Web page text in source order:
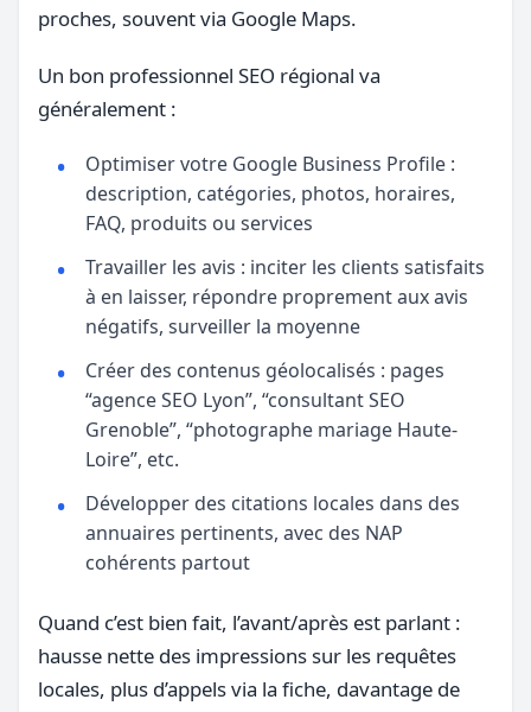
proches, souvent via Google Maps.
Un bon professionnel SEO régional va
généralement :
Optimiser votre Google Business Profile :
description, catégories, photos, horaires,
FAQ, produits ou services
Travailler les avis : inciter les clients satisfaits
à en laisser, répondre proprement aux avis
négatifs, surveiller la moyenne
Créer des contenus géolocalisés : pages
“agence SEO Lyon”, “consultant SEO
Grenoble”, “photographe mariage Haute-
Loire”, etc.
Développer des citations locales dans des
annuaires pertinents, avec des NAP
cohérents partout
Quand c’est bien fait, l’avant/après est parlant :
hausse nette des impressions sur les requêtes
locales, plus d’appels via la fiche, davantage de